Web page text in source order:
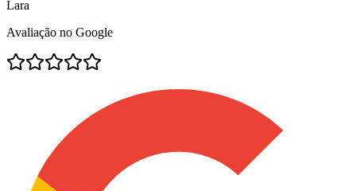
Lara
Avaliação no Google